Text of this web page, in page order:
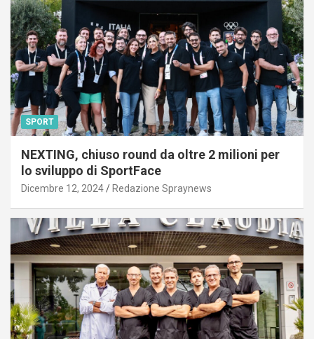
SPORT
NEXTING, chiuso round da oltre 2 milioni per
lo sviluppo di SportFace
Dicembre 12, 2024 Redazione Spraynews